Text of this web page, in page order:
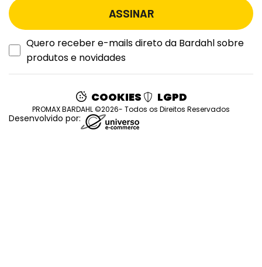
Quero receber e-mails direto da Bardahl sobre
produtos e novidades
COOKIES LGPD
PROMAX BARDAHL ©2026- Todos os Direitos Reservados
Desenvolvido por: